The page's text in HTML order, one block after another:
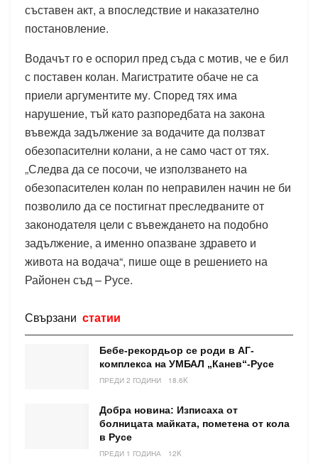
съставен акт, а впоследствие и наказателно
постановление.
Водачът го е оспорил пред съда с мотив, че е бил
с поставен колан. Магистратите обаче не са
приели аргументите му. Според тях има
нарушение, тъй като разпоредбата на закона
въвежда задължение за водачите да ползват
обезопасителни колани, а не само част от тях.
„Следва да се посочи, че използването на
обезопасителен колан по неправилен начин не би
позволило да се постигнат преследваните от
законодателя цели с въвеждането на подобно
задължение, а именно опазване здравето и
живота на водача“, пише още в решението на
Районен съд – Русе.
Свързани статии
Бебе-рекордьор се роди в АГ-
комплекса на УМБАЛ „Канев“-Русе
ПРЕДИ 2 ГОДИНИ 18.6K
Добра новина: Изписаха от
болницата майката, пометена от кола
в Русе
ПРЕДИ 1 ГОДИНА 12K